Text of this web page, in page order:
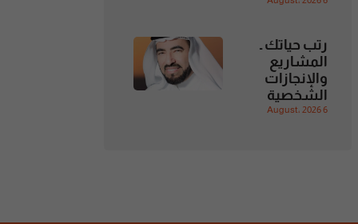
رتب حياتك ـ
المشاريع
والإنجازات
الشخصية
6 August، 2026